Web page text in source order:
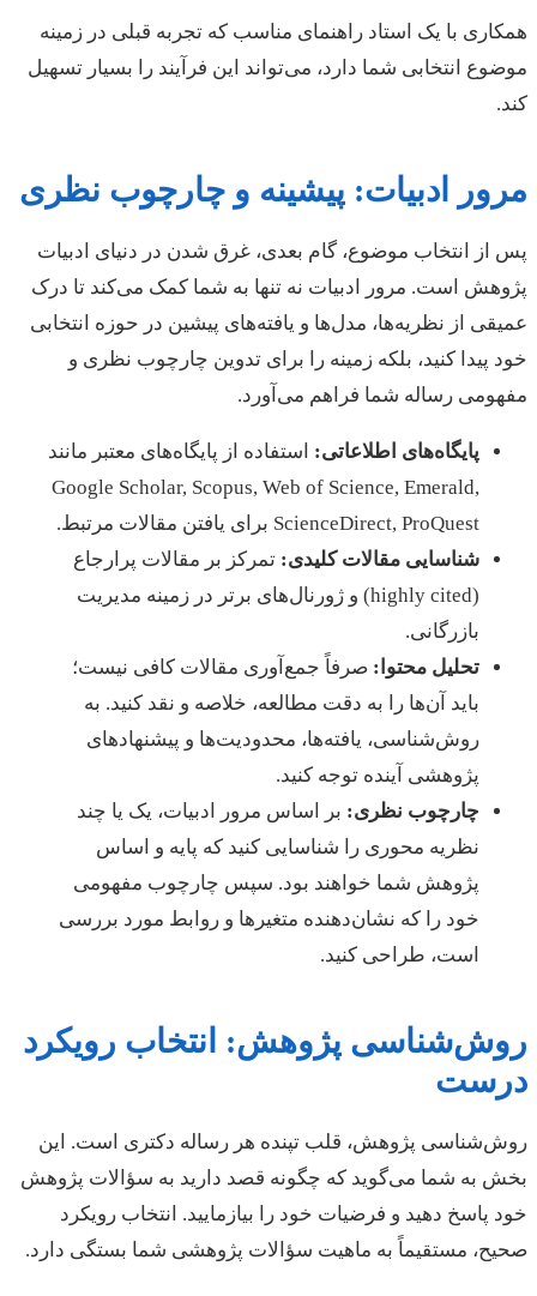
همکاری با یک استاد راهنمای مناسب که تجربه قبلی در زمینه
موضوع انتخابی شما دارد، می‌تواند این فرآیند را بسیار تسهیل
کند.
مرور ادبیات: پیشینه و چارچوب نظری
پس از انتخاب موضوع، گام بعدی، غرق شدن در دنیای ادبیات
پژوهش است. مرور ادبیات نه تنها به شما کمک می‌کند تا درک
عمیقی از نظریه‌ها، مدل‌ها و یافته‌های پیشین در حوزه انتخابی
خود پیدا کنید، بلکه زمینه را برای تدوین چارچوب نظری و
مفهومی رساله شما فراهم می‌آورد.
پایگاه‌های اطلاعاتی: استفاده از پایگاه‌های معتبر مانند
Google Scholar, Scopus, Web of Science, Emerald,
ScienceDirect, ProQuest برای یافتن مقالات مرتبط.
شناسایی مقالات کلیدی: تمرکز بر مقالات پرارجاع
(highly cited) و ژورنال‌های برتر در زمینه مدیریت
بازرگانی.
تحلیل محتوا: صرفاً جمع‌آوری مقالات کافی نیست؛
باید آن‌ها را به دقت مطالعه، خلاصه و نقد کنید. به
روش‌شناسی، یافته‌ها، محدودیت‌ها و پیشنهادهای
پژوهشی آینده توجه کنید.
چارچوب نظری: بر اساس مرور ادبیات، یک یا چند
نظریه محوری را شناسایی کنید که پایه و اساس
پژوهش شما خواهند بود. سپس چارچوب مفهومی
خود را که نشان‌دهنده متغیرها و روابط مورد بررسی
است، طراحی کنید.
روش‌شناسی پژوهش: انتخاب رویکرد
درست
روش‌شناسی پژوهش، قلب تپنده هر رساله دکتری است. این
بخش به شما می‌گوید که چگونه قصد دارید به سؤالات پژوهش
خود پاسخ دهید و فرضیات خود را بیازمایید. انتخاب رویکرد
صحیح، مستقیماً به ماهیت سؤالات پژوهشی شما بستگی دارد.